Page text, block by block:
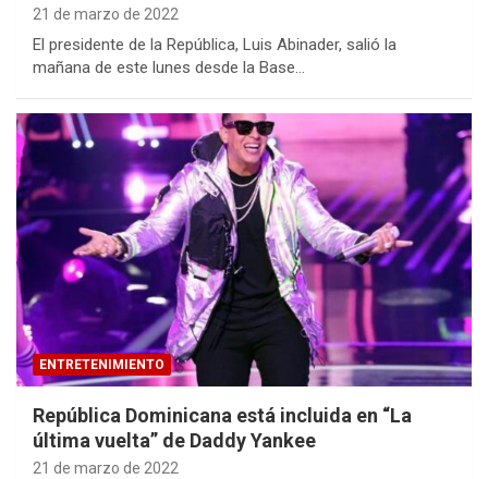
21 de marzo de 2022
El presidente de la República, Luis Abinader, salió la
mañana de este lunes desde la Base…
ENTRETENIMIENTO
República Dominicana está incluida en “La
última vuelta” de Daddy Yankee
21 de marzo de 2022